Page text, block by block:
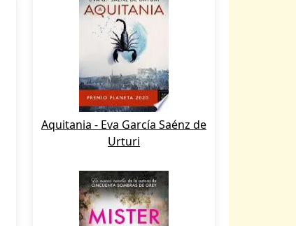
Aquitania - Eva García Saénz de
Urturi